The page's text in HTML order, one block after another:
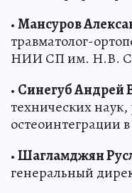
•Мансуров
травматолог-
НИИ СП им. Н.В.
• Синегуб Андрей
технических
остеоинтеграции
•Шагламджян
генеральный